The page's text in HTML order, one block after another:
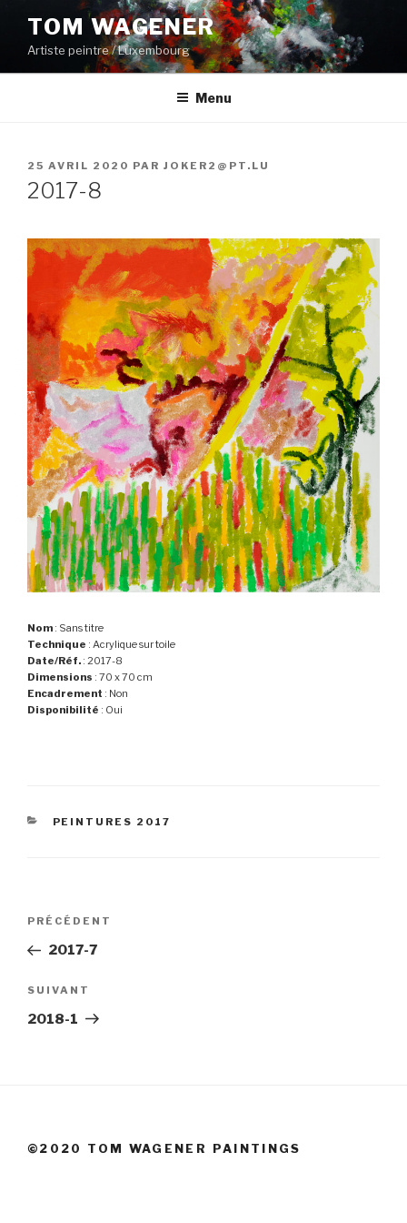
contenu
principal
TOM WAGENER
Artiste peintre / Luxembourg
Menu
PUBLIÉ
LE
25 AVRIL 2020 PAR JOKER2@PT.LU
2017-8
Nom : Sans titre
Technique : Acrylique sur toile
Date/Réf. : 2017-8
Dimensions : 70 x 70 cm
Encadrement : Non
Disponibilité : Oui
CATÉGORIES
PEINTURES 2017
Navigation
l’article
Article
précédent
PRÉCÉDENT
2017-7
Article
suivant
SUIVANT
2018-1
©2020 TOM WAGENER PAINTINGS